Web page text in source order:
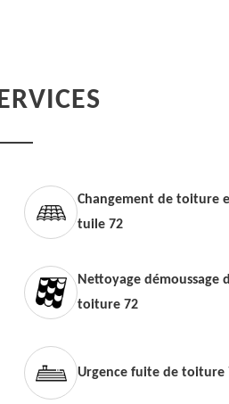
Changement de toiture
tuile 72
Nettoyage démoussage
toiture 72
Urgence fuite de toiture